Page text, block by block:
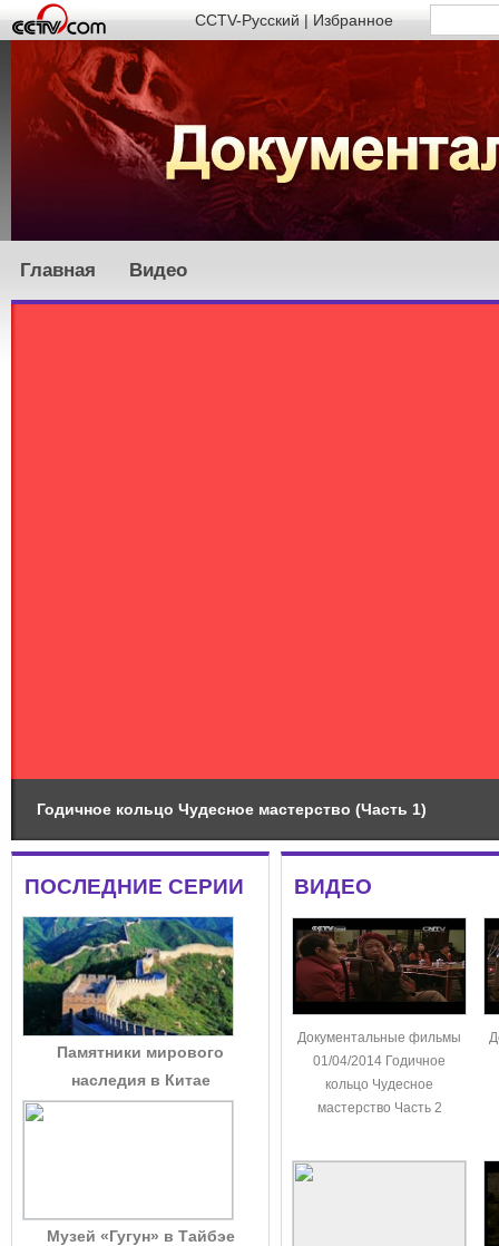
CCTV-Русский|Избранное
Главная Видео
Годичное кольцо Чудесное мастерство (Часть 1)
ПОСЛЕДНИЕ СЕРИИ
更多
Памятники мирового
наследия в Китае
Музей «Гугун» в Тайбэе
ВИДЕО
Документальные фильмы
01/04/2014 Годичное
кольцо Чудесное
мастерство Часть 2